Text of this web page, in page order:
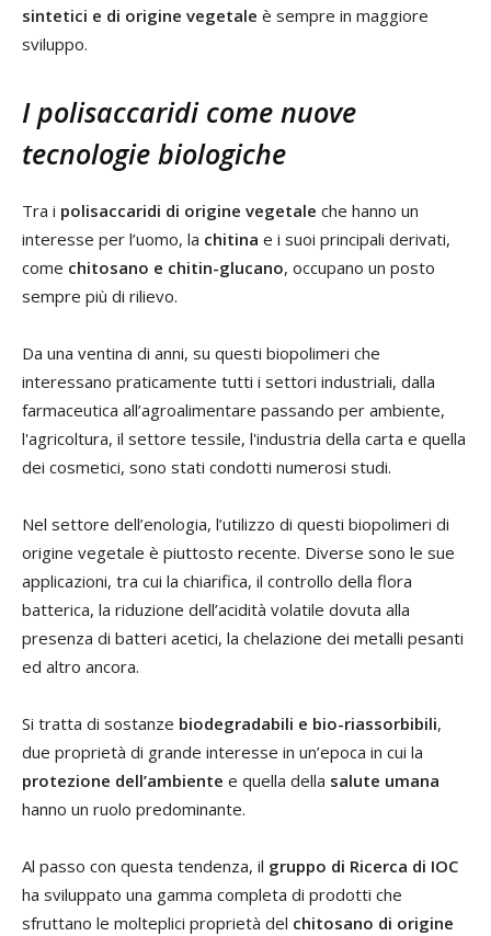
sintetici e di origine vegetale è sempre in maggiore
sviluppo.
I polisaccaridi come nuove
tecnologie biologiche
Tra i polisaccaridi di origine vegetale che hanno un
interesse per l’uomo, la chitina e i suoi principali derivati,
come chitosano e chitin-glucano, occupano un posto
sempre più di rilievo.
Da una ventina di anni, su questi biopolimeri che
interessano praticamente tutti i settori industriali, dalla
farmaceutica all’agroalimentare passando per ambiente,
l'agricoltura, il settore tessile, l'industria della carta e quella
dei cosmetici, sono stati condotti numerosi studi.
Nel settore dell’enologia, l’utilizzo di questi biopolimeri di
origine vegetale è piuttosto recente. Diverse sono le sue
applicazioni, tra cui la chiarifica, il controllo della flora
batterica, la riduzione dell’acidità volatile dovuta alla
presenza di batteri acetici, la chelazione dei metalli pesanti
ed altro ancora.
Si tratta di sostanze biodegradabili e bio-riassorbibili,
due proprietà di grande interesse in un’epoca in cui la
protezione dell’ambiente e quella della salute umana
hanno un ruolo predominante.
Al passo con questa tendenza, il gruppo di Ricerca di IOC
ha sviluppato una gamma completa di prodotti che
sfruttano le molteplici proprietà del chitosano di origine